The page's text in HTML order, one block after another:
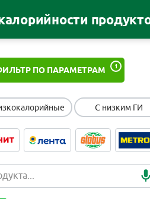
1
ПО ПАРАМЕТРАМ
С низким ГИ